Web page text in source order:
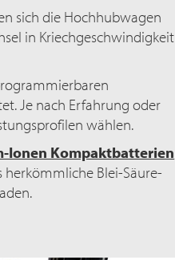
sich die Hochhubwagen
in Kriechgeschwindigkeit
Je nach Erfahrung oder
wählen.
Ionen Kompaktbatterien
herkömmliche Blei-Säure-